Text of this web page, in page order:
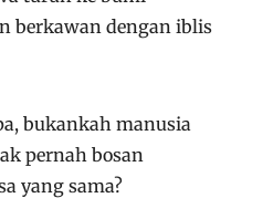
berkawan dengan iblis
bukankah manusia
pernah bosan
yang sama?